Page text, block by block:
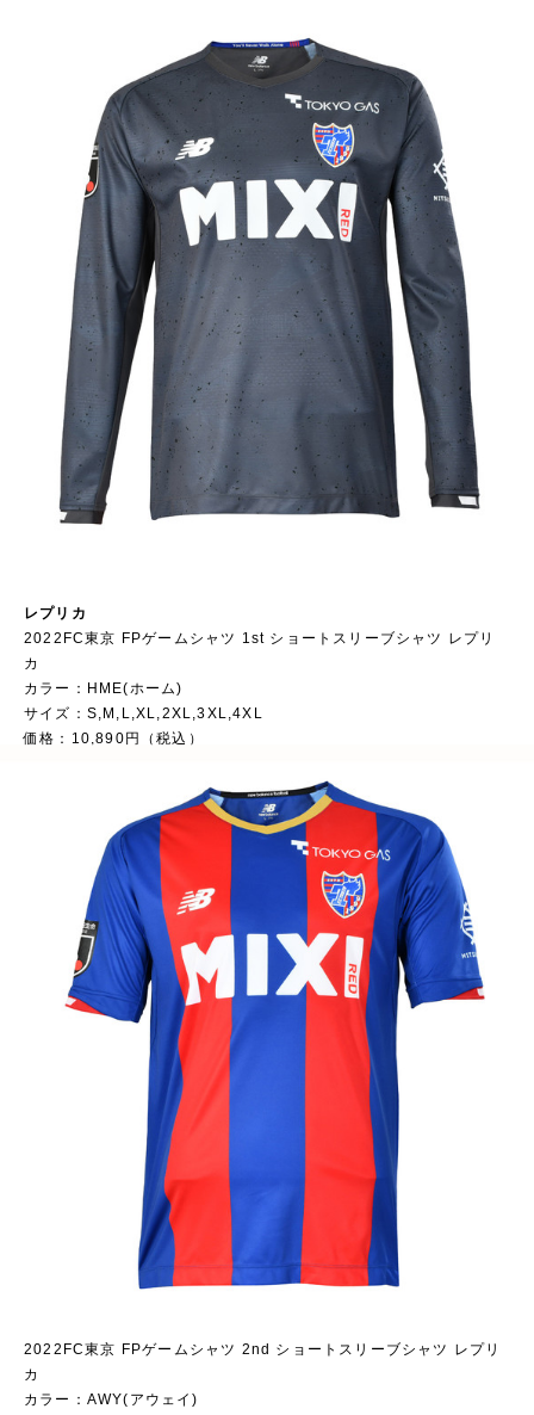
レプリカ
2022FC東京 FPゲームシャツ 1st ショートスリーブシャツ レプリ
カ
カラー：HME(ホーム)
サイズ：S,M,L,XL,2XL,3XL,4XL
価格：10,890円（税込）
2022FC東京 FPゲームシャツ 2nd ショートスリーブシャツ レプリ
カ
カラー：AWY(アウェイ)